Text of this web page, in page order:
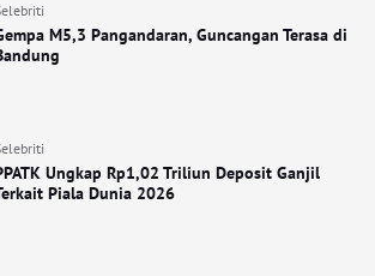
M5,3 Pangandaran, Guncangan Terasa di
Ungkap Rp1,02 Triliun Deposit Ganjil
Piala Dunia 2026